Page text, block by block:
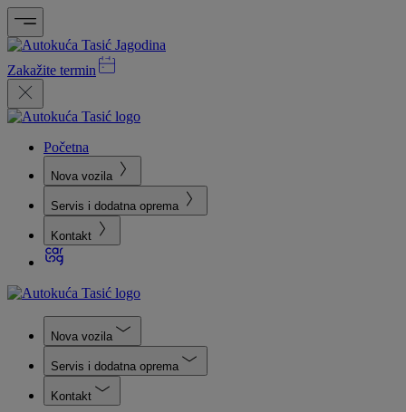
Zakažite termin
Početna
Nova vozila
Servis i dodatna oprema
Kontakt
Nova vozila
Servis i dodatna oprema
Kontakt